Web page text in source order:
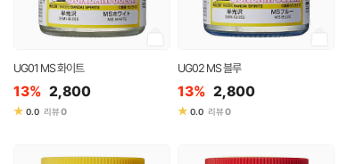
UG01 MS 화이트
13% 2,800
★ 0.0 리뷰0
UG02 MS 블루
13% 2,800
★ 0.0 리뷰0